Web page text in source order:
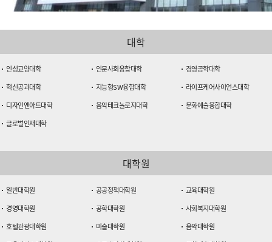
대학
인성교양대학 인문사회융합대학
경영공학대학
혁신공과대학
지능형SW융합대학
라이프케어사이언스대학
디자인앤아트대학
음악테크놀로지대학
문화예술융합대학
글로벌인재대학
대학원
일반대학원 공공정책대학원
교육대학원
경영대학원
공학대학원
사회복지대학원
호텔관광대학원
미술대학원
음악대학원